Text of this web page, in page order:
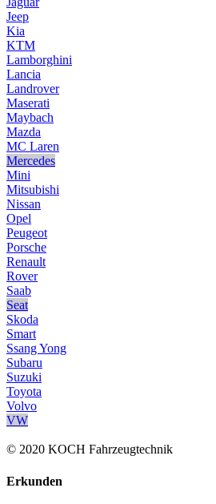
Jeep
Kia
KTM
Lamborghini
Lancia
Landrover
Maserati
Maybach
Mazda
MC Laren
Mercedes
Mini
Mitsubishi
Nissan
Opel
Peugeot
Porsche
Renault
Rover
Saab
Seat
Skoda
Smart
Ssang Yong
Subaru
Suzuki
Toyota
Volvo
VW
© 2020 KOCH Fahrzeugtechnik
Erkunden